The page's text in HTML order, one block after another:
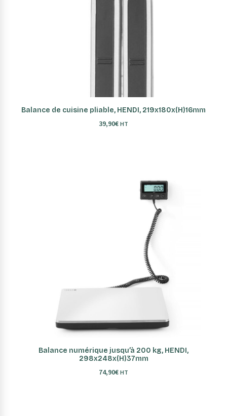
AJOUTER AU PANIER
Balance de cuisine pliable, HENDI, 219x180x(H)16mm
39,90€HT
AJOUTER AU PANIER
Balance numérique jusqu’à 200 kg, HENDI,
298x248x(H)37mm
74,90€HT